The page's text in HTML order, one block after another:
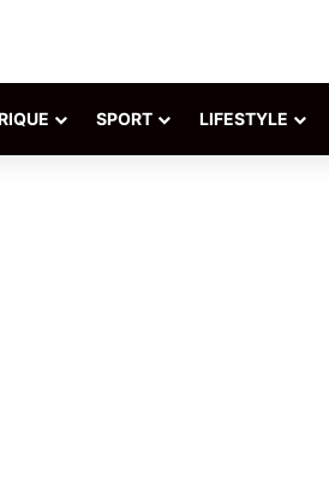
SPORT LIFESTYLE